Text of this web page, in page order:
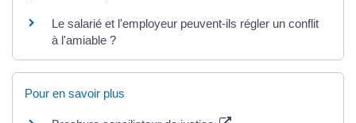
Le salarié et l'employeur peuvent-ils régler un conflit
à l'amiable ?
Pour en savoir plus